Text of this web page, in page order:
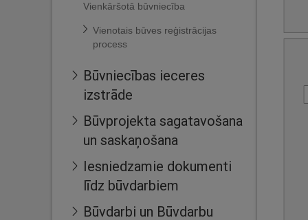
Vienkāršotā būvniecība
Vienotais būves reģistrācijas
process
Būvniecības ieceres
izstrāde
Būvprojekta sagatavošana
un saskaņošana
Iesniedzamie dokumenti
līdz būvdarbiem
Būvdarbi un Būvdarbu